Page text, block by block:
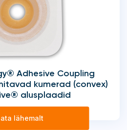
Adhesive Coupling
kumerad (convex)
alusplaadid
lähemalt